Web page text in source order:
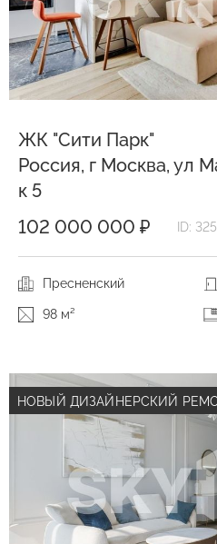
ЖК "Сити Парк"
Россия, г Москва, ул
к 5
102 000 000 ₽
ID:
Пресненский
98 м²
НОВЫЙ ДИЗАЙНЕРСКИЙ